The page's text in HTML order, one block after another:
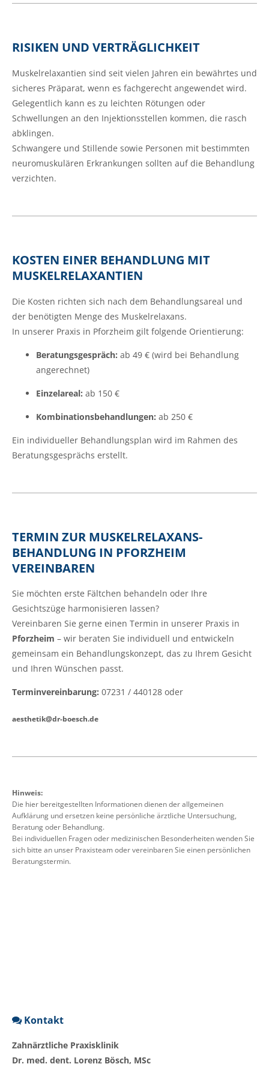
RISIKEN UND VERTRÄGLICHKEIT
Muskelrelaxantien sind seit vielen Jahren ein bewährtes und
sicheres Präparat, wenn es fachgerecht angewendet wird.
Gelegentlich kann es zu leichten Rötungen oder
Schwellungen an den Injektionsstellen kommen, die rasch
abklingen.
Schwangere und Stillende sowie Personen mit bestimmten
neuromuskulären Erkrankungen sollten auf die Behandlung
verzichten.
KOSTEN EINER BEHANDLUNG MIT
MUSKELRELAXANTIEN
Die Kosten richten sich nach dem Behandlungsareal und
der benötigten Menge des Muskelrelaxans.
In unserer Praxis in Pforzheim gilt folgende Orientierung:
Beratungsgespräch: ab 49 € (wird bei Behandlung
angerechnet)
Einzelareal: ab 150 €
Kombinationsbehandlungen: ab 250 €
Ein individueller Behandlungsplan wird im Rahmen des
Beratungsgesprächs erstellt.
TERMIN ZUR MUSKELRELAXANS-
BEHANDLUNG IN PFORZHEIM
VEREINBAREN
Sie möchten erste Fältchen behandeln oder Ihre
Gesichtszüge harmonisieren lassen?
Vereinbaren Sie gerne einen Termin in unserer Praxis in
Pforzheim – wir beraten Sie individuell und entwickeln
gemeinsam ein Behandlungskonzept, das zu Ihrem Gesicht
und Ihren Wünschen passt.
Terminvereinbarung: 07231 / 440128 oder
aesthetik@dr-boesch.de
Hinweis:
Die hier bereitgestellten Informationen dienen der allgemeinen
Aufklärung und ersetzen keine persönliche ärztliche Untersuchung,
Beratung oder Behandlung.
Bei individuellen Fragen oder medizinischen Besonderheiten wenden Sie
sich bitte an unser Praxisteam oder vereinbaren Sie einen persönlichen
Beratungstermin.
Kontakt
Zahnärztliche Praxisklinik
Dr. med. dent. Lorenz Bösch, MSc